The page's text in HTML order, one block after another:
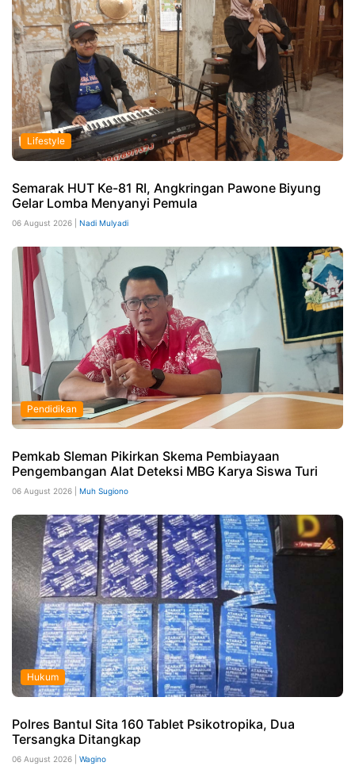
Lifestyle
Semarak HUT Ke-81 RI, Angkringan Pawone Biyung
Gelar Lomba Menyanyi Pemula
06 August 2026 | Nadi Mulyadi
Pendidikan
Pemkab Sleman Pikirkan Skema Pembiayaan
Pengembangan Alat Deteksi MBG Karya Siswa Turi
06 August 2026 | Muh Sugiono
Hukum
Polres Bantul Sita 160 Tablet Psikotropika, Dua
Tersangka Ditangkap
06 August 2026 | Wagino